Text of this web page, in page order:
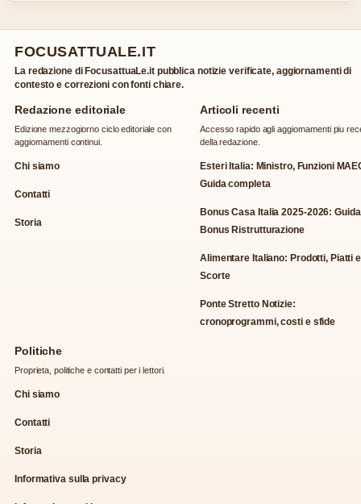
FOCUSATTUALE.IT
La redazione di FocusattuaLe.it pubblica notizie verificate, aggiornamenti di
contesto e correzioni con fonti chiare.
Redazione editoriale
Edizione mezzogiorno ciclo editoriale con
aggiornamenti continui.
Chi siamo
Contatti
Storia
Articoli recenti
Accesso rapido agli aggiornamenti piu
della redazione.
Esteri Italia: Ministro, Funzioni
Guida completa
Bonus Casa Italia 2025-2026:
Bonus Ristrutturazione
Alimentare Italiano: Prodotti, Piatti e
Scorte
Ponte Stretto Notizie:
cronoprogrammi, costi e sfide
Politiche
Proprieta, politiche e contatti per i lettori.
Chi siamo
Contatti
Storia
Informativa sulla privacy